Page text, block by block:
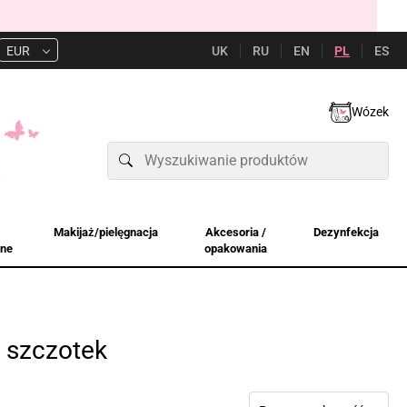
EUR UK RU EN PL ES
Wózek
Makijaż/pielęgnacja
Akcesoria /
opakowania
Dezynfekcja
szczotek